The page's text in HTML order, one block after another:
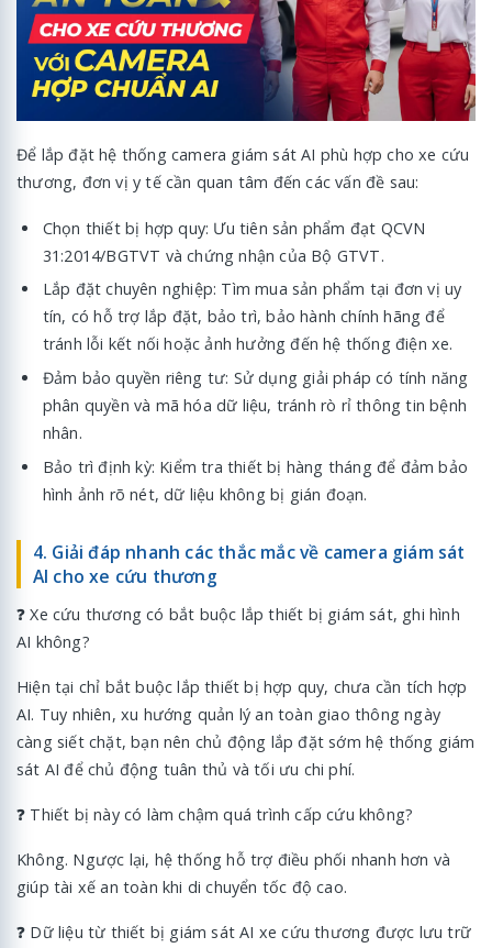
Để lắp đặt hệ thống camera giám sát AI phù hợp cho xe cứu
thương, đơn vị y tế cần quan tâm đến các vấn đề sau:
Chọn thiết bị hợp quy: Ưu tiên sản phẩm đạt QCVN
31:2014/BGTVT và chứng nhận của Bộ GTVT.
Lắp đặt chuyên nghiệp: Tìm mua sản phẩm tại đơn vị uy
tín, có hỗ trợ lắp đặt, bảo trì, bảo hành chính hãng để
tránh lỗi kết nối hoặc ảnh hưởng đến hệ thống điện xe.
Đảm bảo quyền riêng tư: Sử dụng giải pháp có tính năng
phân quyền và mã hóa dữ liệu, tránh rò rỉ thông tin bệnh
nhân.
Bảo trì định kỳ: Kiểm tra thiết bị hàng tháng để đảm bảo
hình ảnh rõ nét, dữ liệu không bị gián đoạn.
4. Giải đáp nhanh các thắc mắc về camera giám sát
AI cho xe cứu thương
❓ Xe cứu thương có bắt buộc lắp thiết bị giám sát, ghi hình
AI không?
Hiện tại chỉ bắt buộc lắp thiết bị hợp quy, chưa cần tích hợp
AI. Tuy nhiên, xu hướng quản lý an toàn giao thông ngày
càng siết chặt, bạn nên chủ động lắp đặt sớm hệ thống giám
sát AI để chủ động tuân thủ và tối ưu chi phí.
❓ Thiết bị này có làm chậm quá trình cấp cứu không?
Không. Ngược lại, hệ thống hỗ trợ điều phối nhanh hơn và
giúp tài xế an toàn khi di chuyển tốc độ cao.
❓ Dữ liệu từ thiết bị giám sát AI xe cứu thương được lưu trữ